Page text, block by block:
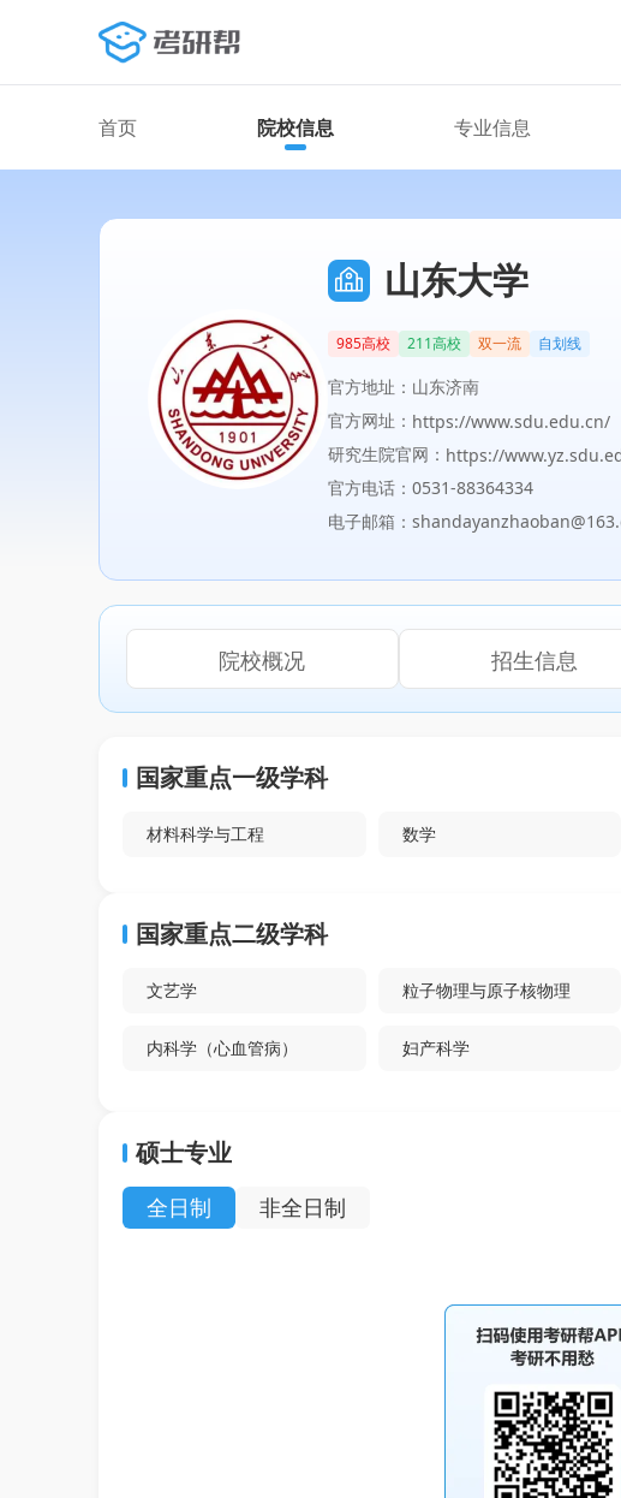
首页 院校信息 专业信息
山东大学
985高校 211高校 双一流 自划线
官方地址：山东济南
官方网址： https://www.sdu.edu.cn/
研究生院官网： https://
官方电话：0531-88364334
电子邮箱：
院校概况 招生信息
国家重点一级学科
材料科学与工程 数学
国家重点二级学科
文艺学 粒子物理与原子核物理
内科学（心血管病） 妇产科学
流行病与卫生统计学
硕士专业
全日制 非全日制